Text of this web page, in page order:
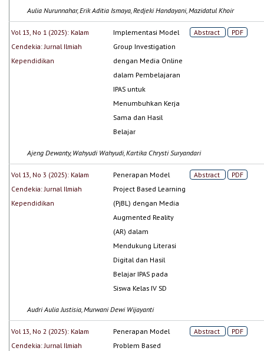
Aulia Nurunnahar, Erik Aditia Ismaya, Redjeki Handayani, Mazidatul Khoir
Vol 13, No 1 (2025): Kalam
Cendekia: Jurnal Ilmiah
Kependidikan
Implementasi Model
Group Investigation
dengan Media Online
dalam Pembelajaran
IPAS untuk
Menumbuhkan Kerja
Sama dan Hasil
Belajar
Abstract PDF
Ajeng Dewanty, Wahyudi Wahyudi, Kartika Chrysti Suryandari
Vol 13, No 3 (2025): Kalam
Cendekia: Jurnal Ilmiah
Kependidikan
Penerapan Model
Project Based Learning
(PjBL) dengan Media
Augmented Reality
(AR) dalam
Mendukung Literasi
Digital dan Hasil
Belajar IPAS pada
Siswa Kelas IV SD
Abstract PDF
Audri Aulia Justisia, Murwani Dewi Wijayanti
Vol 13, No 2 (2025): Kalam
Cendekia: Jurnal Ilmiah
Penerapan Model
Problem Based
Abstract PDF